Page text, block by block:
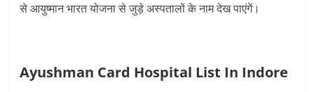
से आयुष्‍मान भारत योजना से जुड़े अस्‍पतालों के नाम देख पाएंगें।
Ayushman Card Hospital List In Indore